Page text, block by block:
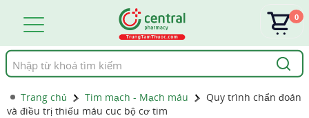
Tìm
kiếm
0
Trang chủ Tim mạch - Mạch máu
Quy trình chẩn đoán
và điều trị thiếu máu cuc bộ cơ tim